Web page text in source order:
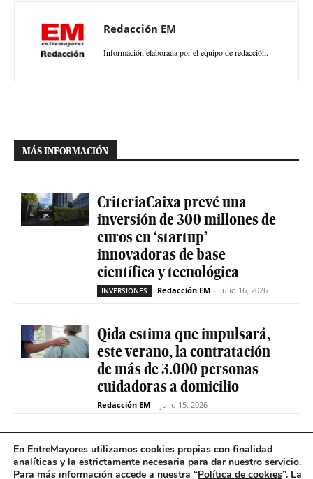
Redacción EM
Información elaborada por el equipo de redacción.
MÁS INFORMACIÓN
CriteriaCaixa prevé una
inversión de 300 millones de
euros en ‘startup’
innovadoras de base
científica y tecnológica
INVERSIONES Redacción EM - julio 16, 2026
Qida estima que impulsará,
este verano, la contratación
de más de 3.000 personas
cuidadoras a domicilio
Redacción EM - julio 15, 2026
La sociedad de capital riesgo
Axis invertirá hasta 15
En EntreMayores utilizamos cookies propias con finalidad
analíticas y la estrictamente necesaria para dar nuestro servicio.
Para más información accede a nuestra “Política de cookies”. La